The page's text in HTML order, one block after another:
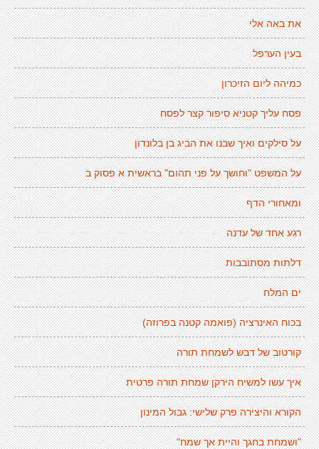
את באה אלי
בעין הערפל
כמיהה ליום הזיכרון
פסח עליך קטניא סיפור קצר לפסח
על סילקים ואיך שבנו את הביג בן בלונדון
על המשפט "וחושך על פני תהום" בראשית א פסוק ב
ומאחורי הדף
רגע אחד של עדנה
דלתות מסתובבות
ים המלח
בכוח האינרציה (פואמה קטנה בפרוזה)
קורטוב של דבש לשמחת תורה
איך עשו למשיח הירקן שמחת תורה פרטית
הקורא והיצירה פרק שלישי: גבול המינון
"ושמחת בחגך והיית אך שמח"